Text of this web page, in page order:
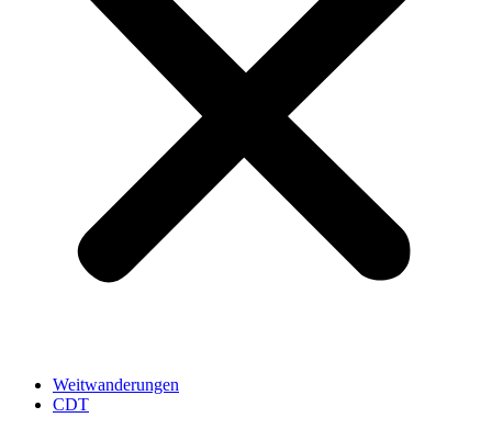
Weitwanderungen
CDT